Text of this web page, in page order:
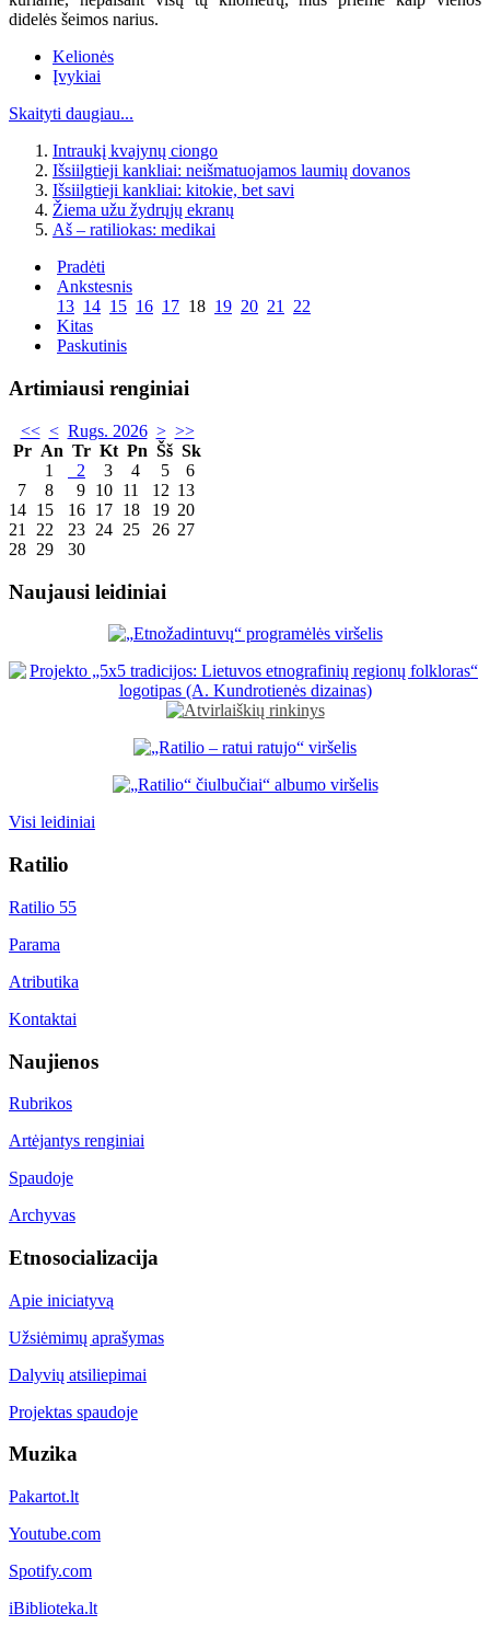
didelės šeimos narius.
Kelionės
Įvykiai
Skaityti daugiau...
Intraukį kvajynų ciongo
Išsiilgtieji kankliai: neišmatuojamos laumių dovanos
Išsiilgtieji kankliai: kitokie, bet savi
Žiema užu žydrųjų ekranų
Aš – ratiliokas: medikai
Pradėti
Ankstesnis
13 14 15 16 17 18 19 20 21 22
Kitas
Paskutinis
Artimiausi renginiai
<< < Rugs. 2026 > >>
Pr An Tr Kt Pn Šš Sk
1
2 3 4 5
6
7
8 9 10 11 12 13
14 15 16 17 18 19 20
21
22 23 24 25 26 27
28 29 30
Naujausi leidiniai
Visi leidiniai
Ratilio
Ratilio 55
Parama
Atributika
Kontaktai
Naujienos
Rubrikos
Artėjantys renginiai
Spaudoje
Archyvas
Etnosocializacija
Apie iniciatyvą
Užsiėmimų aprašymas
Dalyvių atsiliepimai
Projektas spaudoje
Muzika
Pakartot.lt
Youtube.com
Spotify.com
iBiblioteka.lt